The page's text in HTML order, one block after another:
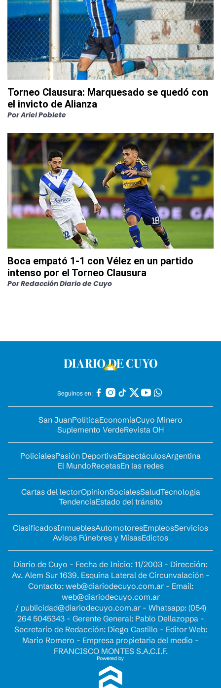
Torneo Clausura: Marquesado se quedó con
el invicto de Alianza
PorAriel Poblete
Boca empató 1-1 con Vélez en un partido
intenso por el Torneo Clausura
PorRedacción Diario de Cuyo
Seguinos en:
San JuanPolíticaEconomíaCuyo Minero
Suplemento VerdeRevista OH
PolicialesPasión DeportivaEspectáculosArgentina
El MundoRecetasEn las redes
Cartas del lectorOpinionSocialesSaludTecnología
TendenciaEstado del tránsito
ClasificadosInmueblesAutomotoresEmpleosServicios
Avisos Fúnebres y MisasEdictos
Diario de Cuyo - Fecha de Inicio: 11/2003 - Dirección:
Av. Alem Sur 1639. Esquina Lateral de Circunvalación -
Contacto: web@diariodecuyo.com.ar- Email:
web@diariodecuyo.com.ar
/ publicidad@diariodecuyo.com.ar- Whatsapp: (054)
264 5045343 - Gerente General: Pablo Dellazoppa -
Secretario de Redacción: Diego Castillo - Editor Web:
Mario Romero - Empresa propietaria del medio -
FRANCISCO MONTES S.A.C.I.F.